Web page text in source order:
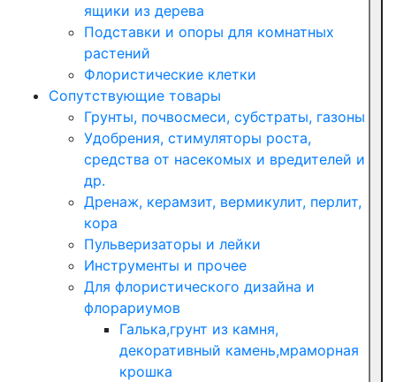
ящики из дерева
Подставки и опоры для комнатных
растений
Флористические клетки
Сопутствующие товары
Грунты, почвосмеси, субстраты, газоны
Удобрения, стимуляторы роста,
средства от насекомых и вредителей и
др.
Дренаж, керамзит, вермикулит, перлит,
кора
Пульверизаторы и лейки
Инструменты и прочее
Для флористического дизайна и
флорариумов
Галька,грунт из камня,
декоративный камень,мраморная
крошка